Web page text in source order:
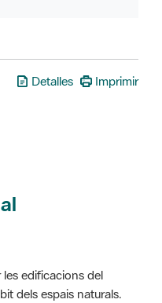
Detalles Imprimir
edificacions del
dels espais naturals.